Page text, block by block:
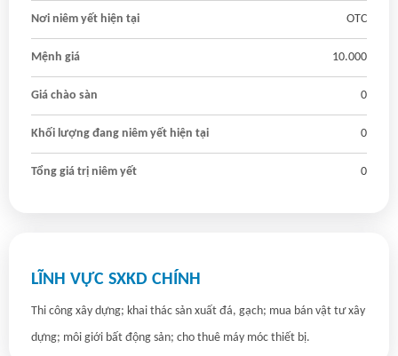
Nơi niêm yết hiện tại OTC
Mệnh giá 10.000
Giá chào sàn 0
Khối lượng đang niêm yết hiện tại 0
Tổng giá trị niêm yết 0
LĨNH VỰC SXKD CHÍNH
Thi công xây dựng; khai thác sản xuất đá, gạch; mua bán vật tư xây
dựng; môi giới bất động sản; cho thuê máy móc thiết bị.